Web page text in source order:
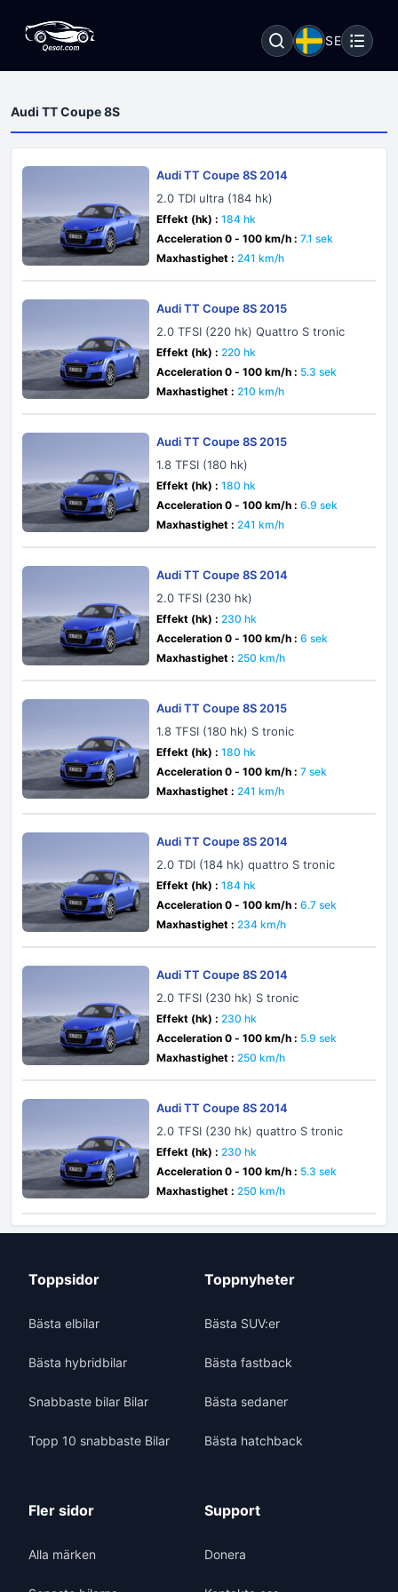
SE
Audi TT Coupe 8S
Audi TT Coupe 8S 2014
2.0 TDI ultra (184 hk)
Effekt (hk) : 184 hk
Acceleration 0 - 100 km/h : 7.1 sek
Maxhastighet : 241 km/h
Audi TT Coupe 8S 2015
2.0 TFSI (220 hk) Quattro S tronic
Effekt (hk) : 220 hk
Acceleration 0 - 100 km/h : 5.3 sek
Maxhastighet : 210 km/h
Audi TT Coupe 8S 2015
1.8 TFSI (180 hk)
Effekt (hk) : 180 hk
Acceleration 0 - 100 km/h : 6.9 sek
Maxhastighet : 241 km/h
Audi TT Coupe 8S 2014
2.0 TFSI (230 hk)
Effekt (hk) : 230 hk
Acceleration 0 - 100 km/h : 6 sek
Maxhastighet : 250 km/h
Audi TT Coupe 8S 2015
1.8 TFSI (180 hk) S tronic
Effekt (hk) : 180 hk
Acceleration 0 - 100 km/h : 7 sek
Maxhastighet : 241 km/h
Audi TT Coupe 8S 2014
2.0 TDI (184 hk) quattro S tronic
Effekt (hk) : 184 hk
Acceleration 0 - 100 km/h : 6.7 sek
Maxhastighet : 234 km/h
Audi TT Coupe 8S 2014
2.0 TFSI (230 hk) S tronic
Effekt (hk) : 230 hk
Acceleration 0 - 100 km/h : 5.9 sek
Maxhastighet : 250 km/h
Audi TT Coupe 8S 2014
2.0 TFSI (230 hk) quattro S tronic
Effekt (hk) : 230 hk
Acceleration 0 - 100 km/h : 5.3 sek
Maxhastighet : 250 km/h
Toppsidor
Bästa elbilar
Bästa hybridbilar
Snabbaste bilar Bilar
Topp 10 snabbaste Bilar
Toppnyheter
Bästa SUV:er
Bästa fastback
Bästa sedaner
Bästa hatchback
Fler sidor
Alla märken
Support
Donera